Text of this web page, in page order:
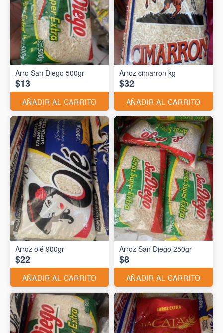
Arro San Diego 500gr
$13
AÑADIR AL CARRITO
Arroz cimarron kg
$32
AÑADIR AL CARRITO
Arroz olé 900gr
$22
AÑADIR AL CARRITO
Arroz San Diego 250gr
$8
AÑADIR AL CARRITO